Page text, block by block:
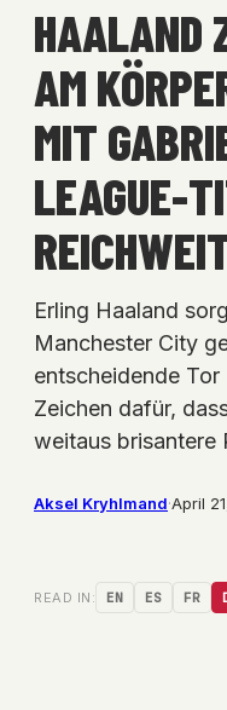
HAALAND
AM
MIT
LEAGUE-
Erling Haaland
Manchester City
entscheidende
Zeichen dafür,
weitaus brisantere
Aksel Kryhlmand·April
READ IN: EN ES FR